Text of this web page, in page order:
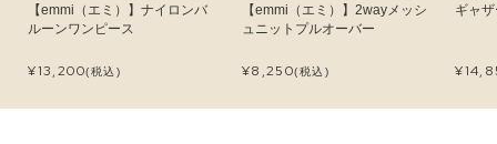
【emmi（エミ）】ナイロンバ
ルーンワンピース
¥13,200(税込)
【emmi（エミ）】2wayメッシ
ュニットプルオーバー
¥8,250(税込)
ギャ
¥